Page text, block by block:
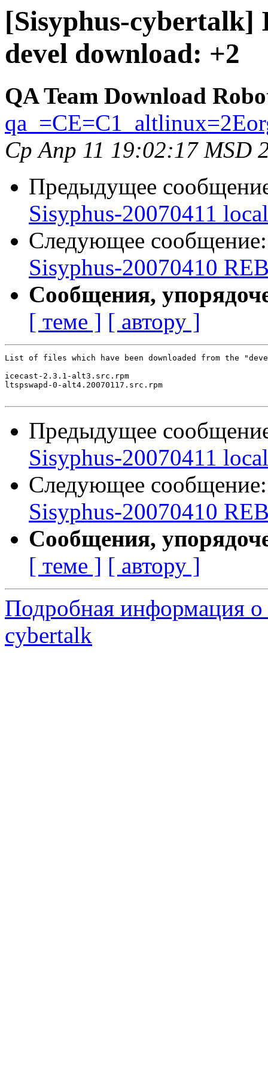
[Sisyphus-cybertalk]
devel download: +2
QA Team Download
Ср Апр 11 19:02:17 MSD
Предыдущее
Sisyphus-20070411
Следующее
Sisyphus-20070410
Сообщения,
[ теме ] [ автору ]
List of files which have been downloaded from the
icecast-2.3.1-alt3.src.rpm
ltspswapd-0-alt4.20070117.src.rpm
Предыдущее
Sisyphus-20070411
Следующее
Sisyphus-20070410
Сообщения,
[ теме ] [ автору ]
Подробная информация о
cybertalk